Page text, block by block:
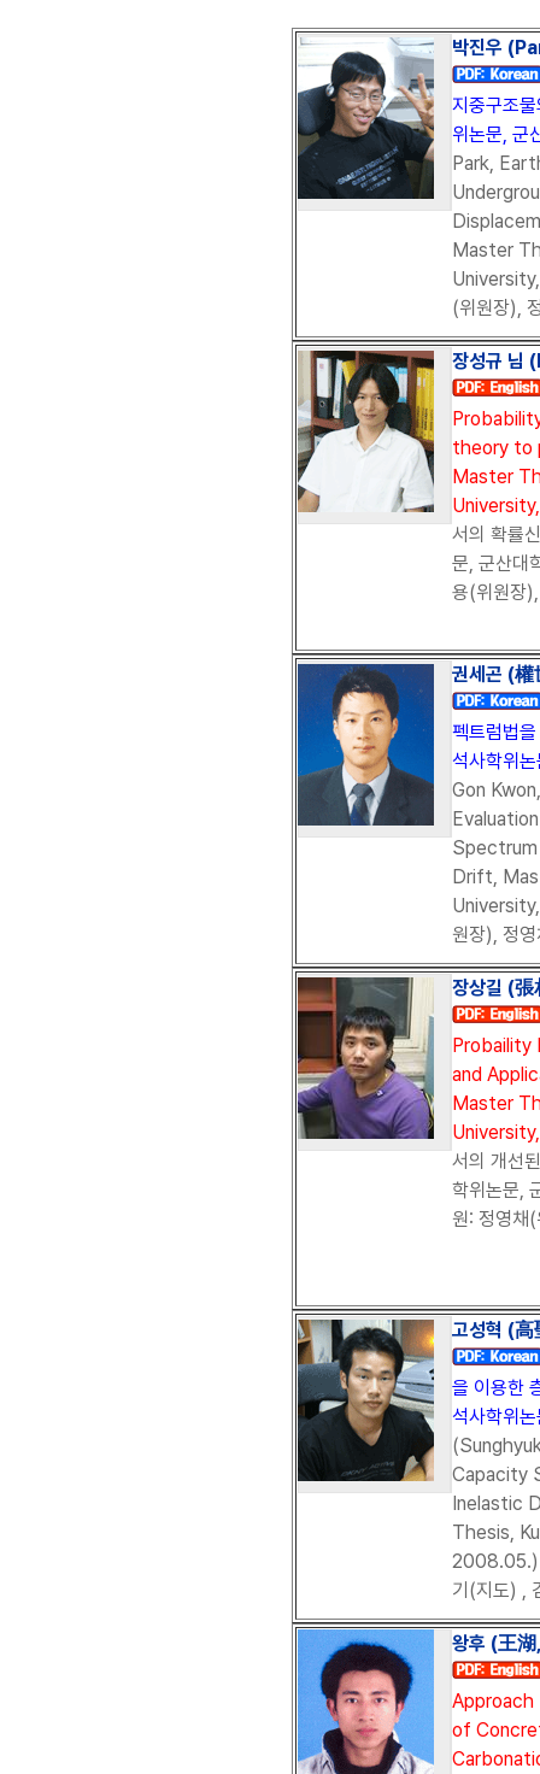
박진우
지중구조
위논문, 군
Park,
Master
(위원장),
장성규 님
theory to
Master
서의 확률
문, 군산대
용(위원장
권세곤 (
펙트럼법
석사학위
Gon
Drift,
원장), 정
장상길 (
Probaility
and
Master
서의 개선
학위논문,
원: 정영채
고성혁 (
을 이용한
석사학위
Capacity
Inelastic
Thesis,
2008.05.)
기(지도) ,
왕후 (王
of